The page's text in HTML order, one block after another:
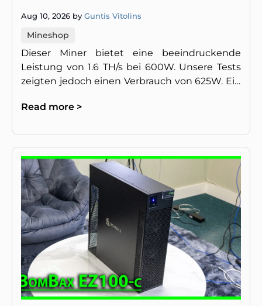
Aug 10, 2026 by Guntis Vitolins
Mineshop
Dieser Miner bietet eine beeindruckende
Leistung von 1.6 TH/s bei 600W. Unsere Tests
zeigten jedoch einen Verbrauch von 625W. Ein
Rentabilitätsberechnung.
Read more >